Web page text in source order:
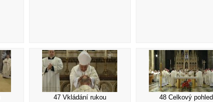
47 Vkládání rukou 48 Celkový pohled